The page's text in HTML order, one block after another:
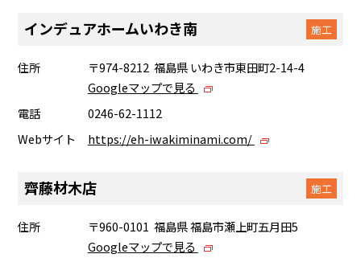
インデュアホームいわき南 施工
住所
〒974-8212 福島県 いわき市東田町2-14-4
Googleマップで見る
電話
0246-62-1112
Webサイト
https://eh-iwakiminami.com/
齊藤材木店 施工
住所
〒960-0101 福島県 福島市瀬上町五月田5
Googleマップで見る